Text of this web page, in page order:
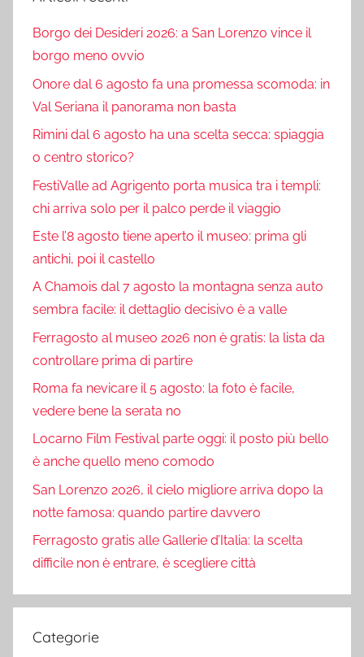
Borgo dei Desideri 2026: a San Lorenzo vince il
borgo meno ovvio
Onore dal 6 agosto fa una promessa scomoda: in
Val Seriana il panorama non basta
Rimini dal 6 agosto ha una scelta secca: spiaggia
o centro storico?
FestiValle ad Agrigento porta musica tra i templi:
chi arriva solo per il palco perde il viaggio
Este l’8 agosto tiene aperto il museo: prima gli
antichi, poi il castello
A Chamois dal 7 agosto la montagna senza auto
sembra facile: il dettaglio decisivo è a valle
Ferragosto al museo 2026 non è gratis: la lista da
controllare prima di partire
Roma fa nevicare il 5 agosto: la foto è facile,
vedere bene la serata no
Locarno Film Festival parte oggi: il posto più bello
è anche quello meno comodo
San Lorenzo 2026, il cielo migliore arriva dopo la
notte famosa: quando partire davvero
Ferragosto gratis alle Gallerie d’Italia: la scelta
difficile non è entrare, è scegliere città
Categorie